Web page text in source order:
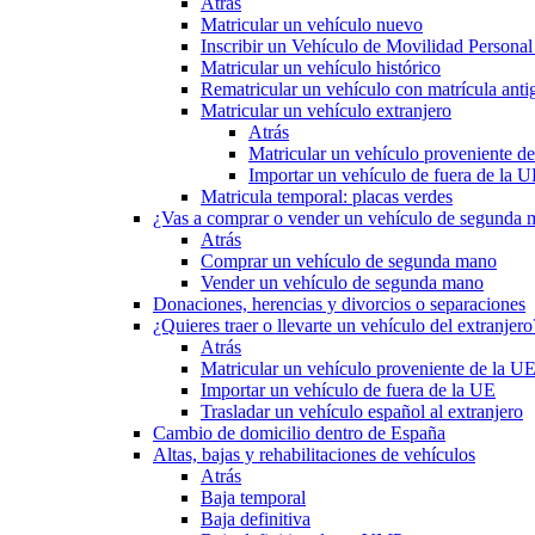
Matricular un vehículo nuevo
Inscribir un Vehículo de Movilidad
Matricular un vehículo histórico
Rematricular un vehículo con matrícula
Matricular un vehículo extranjero
Atrás
Matricular un vehículo proveniente
Importar un vehículo de fuera de la
Matricula temporal: placas verdes
¿Vas a comprar o vender un vehículo de segunda
Atrás
Comprar un vehículo de segunda mano
Vender un vehículo de segunda mano
Donaciones, herencias y divorcios o separaciones
¿Quieres traer o llevarte un vehículo del
Atrás
Matricular un vehículo proveniente de la UE
Importar un vehículo de fuera de la UE
Trasladar un vehículo español al extranjero
Cambio de domicilio dentro de España
Altas, bajas y rehabilitaciones de vehículos
Atrás
Baja temporal
Baja definitiva